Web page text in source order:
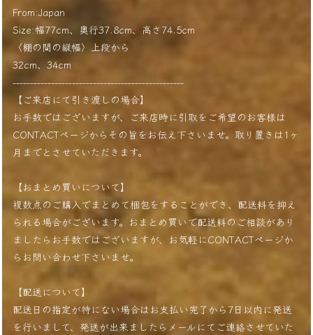
From:Japan
Size:幅77cm、奥行37.8cm、高さ74.5cm
〈棚の間の縦幅〉上段から
32cm、34cm
-------------------------------------------------
【ご来店にて引き渡しの場合】
お手数ではございますが、ご来店時に引取をご希望のお客様は
CONTACTページからその旨をお伝え下さいませ。取り置きは1ヶ
月までとさせていただきます。
【おまとめ買いについて】
複数点のご購入でまとめて梱包をすることができ、配送料を抑え
られる場合がございます。おまとめ買いで配送料のご相談があり
ましたらお手数ではございますが、お気軽にCONTACTページか
らお問い合わせ下さいませ。
【配送について】
配送日の指定が特にない場合はお支払い完了から7日以内に発送
を行いまして、発送が出来ましたらメールにてご連絡させていた